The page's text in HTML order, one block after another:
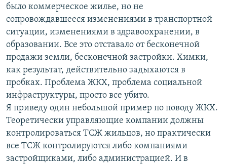
было коммерческое жилье, но не
сопровождавшееся изменениями в транспортной
ситуации, изменениями в здравоохранении, в
образовании. Все это отставало от бесконечной
продажи земли, бесконечной застройки. Химки,
как результат, действительно задыхаются в
пробках. Проблема ЖКХ, проблема социальной
инфраструктуры, просто все убито.
Я приведу один небольшой пример по поводу ЖКХ.
Теоретически управляющие компании должны
контролироваться ТСЖ жильцов, но практически
все ТСЖ контролируются либо компаниями
застройщиками, либо администрацией. И в